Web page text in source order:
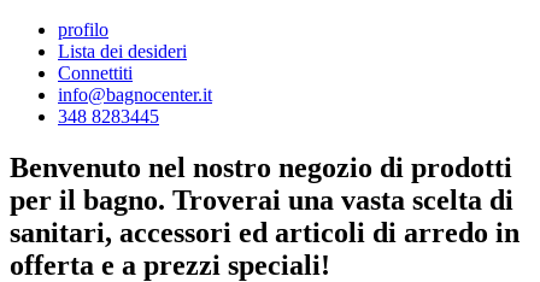
profilo
Lista dei desideri
Connettiti
info@bagnocenter.it
348 8283445
Benvenuto nel nostro negozio di prodotti
per il bagno. Troverai una vasta scelta di
sanitari, accessori ed articoli di arredo in
offerta e a prezzi speciali!